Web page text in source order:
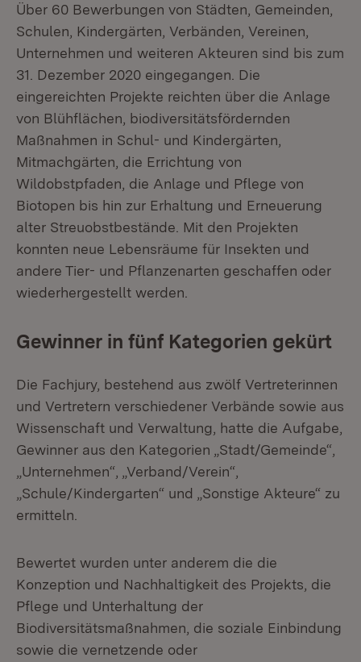
Über 60 Bewerbungen von Städten, Gemeinden,
Schulen, Kindergärten, Verbänden, Vereinen,
Unternehmen und weiteren Akteuren sind bis zum
31. Dezember 2020 eingegangen. Die
eingereichten Projekte reichten über die Anlage
von Blühflächen, biodiversitätsfördernden
Maßnahmen in Schul- und Kindergärten,
Mitmachgärten, die Errichtung von
Wildobstpfaden, die Anlage und Pflege von
Biotopen bis hin zur Erhaltung und Erneuerung
alter Streuobstbestände. Mit den Projekten
konnten neue Lebensräume für Insekten und
andere Tier- und Pflanzenarten geschaffen oder
wiederhergestellt werden.
Gewinner in fünf Kategorien gekürt
Die Fachjury, bestehend aus zwölf Vertreterinnen
und Vertretern verschiedener Verbände sowie aus
Wissenschaft und Verwaltung, hatte die Aufgabe,
Gewinner aus den Kategorien „Stadt/Gemeinde“,
„Unternehmen“, „Verband/Verein“,
„Schule/Kindergarten“ und „Sonstige Akteure“ zu
ermitteln.
Bewertet wurden unter anderem die die
Konzeption und Nachhaltigkeit des Projekts, die
Pflege und Unterhaltung der
Biodiversitätsmaßnahmen, die soziale Einbindung
sowie die vernetzende oder